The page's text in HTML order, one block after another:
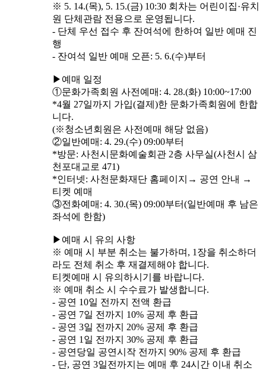
※ 5. 14.(목), 5. 15.(금) 10:30 회차는 어린이집·유치
원 단체관람 전용으로 운영됩니다.
- 단체 우선 접수 후 잔여석에 한하여 일반 예매 진
행
- 잔여석 일반 예매 오픈: 5. 6.(수)부터
▶예매 일정
①문화가족회원 사전예매: 4. 28.(화) 10:00~17:00
*4월 27일까지 가입(결제)한 문화가족회원에 한합
니다.
(※청소년회원은 사전예매 해당 없음)
②일반예매: 4. 29.(수) 09:00부터
*방문: 사천시문화예술회관 2층 사무실(사천시 삼
천포대교로 471)
*인터넷: 사천문화재단 홈페이지→ 공연 안내 →
티켓 예매
③전화예매: 4. 30.(목) 09:00부터(일반예매 후 남은
좌석에 한함)
▶예매 시 유의 사항
※ 예매 시 부분 취소는 불가하며, 1장을 취소하더
라도 전체 취소 후 재결제해야 합니다.
티켓예매 시 유의하시기를 바랍니다.
※ 예매 취소 시 수수료가 발생합니다.
- 공연 10일 전까지 전액 환급
- 공연 7일 전까지 10% 공제 후 환급
- 공연 3일 전까지 20% 공제 후 환급
- 공연 1일 전까지 30% 공제 후 환급
- 공연당일 공연시작 전까지 90% 공제 후 환급
- 단, 공연 3일전까지는 예매 후 24시간 이내 취소